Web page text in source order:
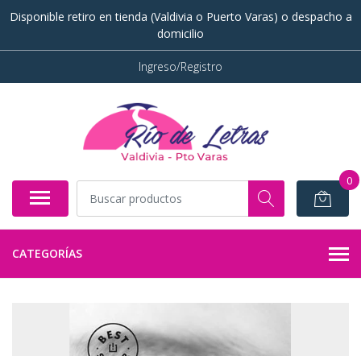
Disponible retiro en tienda (Valdivia o Puerto Varas) o despacho a
domicilio
Ingreso/Registro
0
CATEGORÍAS